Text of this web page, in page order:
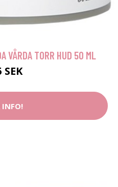
VÅRDA TORR HUD 50 ML
SEK
INFO!